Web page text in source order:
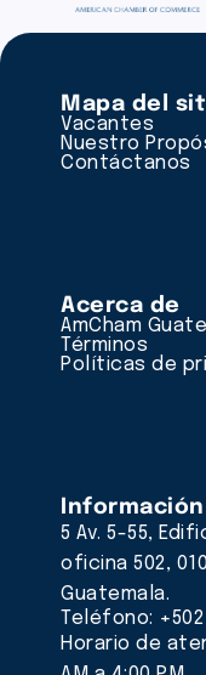
Mapa del
Vacantes
Nuestro
Contáctanos
Acerca de
AmCham
Términos
Políticas de
Información
5 Av. 5-55,
oficina 502,
Guatemala.
Teléfono: +502
Horario de